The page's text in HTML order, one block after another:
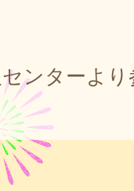
センターよ